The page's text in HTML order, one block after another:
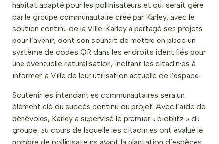
habitat adapté pour les pollinisateurs et qui serait géré
par le groupe communautaire créé par Karley, avec le
soutien continu de la Ville. Karley a partagé ses projets
pour l’avenir, dont son souhait de mettre en place un
système de codes QR dans les endroits identifiés pour
une éventuelle naturalisation, incitant les citadin·es à
informer la Ville de leur utilisation actuelle de l’espace.
Soutenir les intendant·es communautaires sera un
élément clé du succès continu du projet. Avec l’aide de
bénévoles, Karley a supervisé le premier « bioblitz » du
groupe, au cours de laquelle les citadin·es ont évalué le
nombre de pollinisateurs avant la plantation d’espèces